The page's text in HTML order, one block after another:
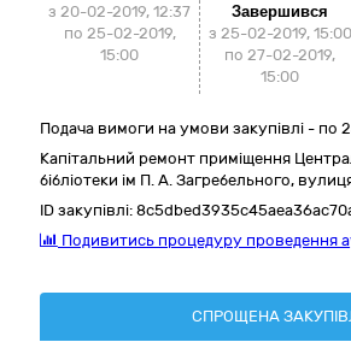
з 20-02-2019, 12:37
по 25-02-2019,
15:00
Завершився
з 25-02-2019, 15:00
по 27-02-2019,
15:00
Подача вимоги на умови закупівлі - по
Капітальний ремонт приміщення
бібліотеки ім П. А. Загребельного,
ID закупівлі:
Подивитись процедуру проведення
СПРОЩЕНА